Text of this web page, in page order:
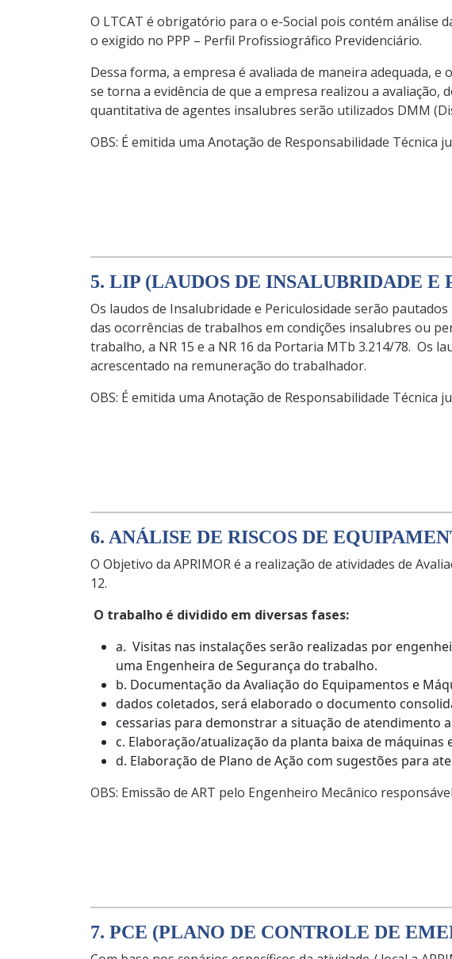
O LTCAT é obrigatório para o e-Social pois contém análise
o exigido no PPP – Perfil Profissiográfico Previdenciário.
Dessa forma, a empresa é avaliada de maneira adequada,
se torna a evidência de que a empresa realizou a avaliação,
quantitativa de agentes insalubres serão utilizados DMM
OBS: É emitida uma Anotação de Responsabilidade
5. LIP (LAUDOS DE INSALUBRIDADE E
Os laudos de Insalubridade e Periculosidade serão
das ocorrências de trabalhos em condições insalubres ou
trabalho, a NR 15 e a NR 16 da Portaria MTb 3.214/78. Os
acrescentado na remuneração do trabalhador.
OBS: É emitida uma Anotação de Responsabilidade
6. ANÁLISE DE RISCOS DE
O Objetivo da APRIMOR é a realização de atividades de
12.
O trabalho é dividido em diversas fases:
a. Visitas nas instalações serão realizadas por
uma Engenheira de Segurança do trabalho.
b. Documentação da Avaliação do Equipamentos e
dados coletados, será elaborado o documento
cessarias para demonstrar a situação de atendimento
c. Elaboração/atualização da planta baixa de máquinas
d. Elaboração de Plano de Ação com sugestões para
OBS: Emissão de ART pelo Engenheiro Mecânico
7. PCE (PLANO DE CONTROLE DE